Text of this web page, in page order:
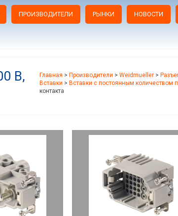
ПРОИЗВОДИТЕЛИ РЫНКИ НОВОСТИ
В,
Главная > Производители > Weidmueller >
Вставки > Вставки с постоянным количеством
контакта